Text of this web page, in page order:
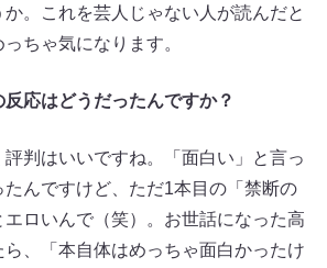
。これを芸人じゃない人が読んだと
ちゃ気になります。
応はどうだったんですか？
判はいいですね。「面白い」と言っ
んですけど、ただ1本目の「禁断の
ロいんで（笑）。お世話になった高
、「本自体はめっちゃ面白かったけ